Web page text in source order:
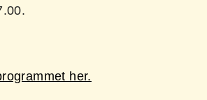
her.